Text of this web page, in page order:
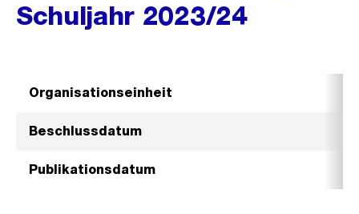
Schuljahr 2023/24
Organisationseinheit
Beschlussdatum
Publikationsdatum